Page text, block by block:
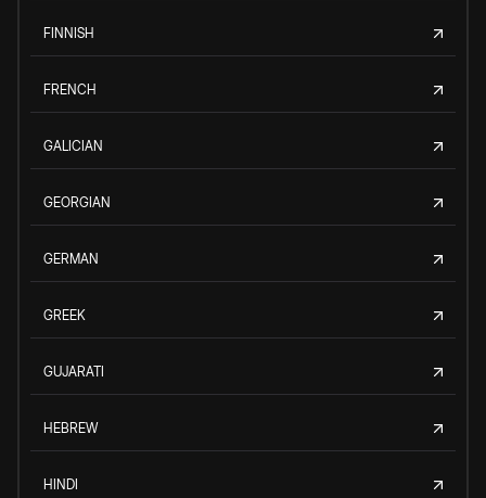
FINNISH
FRENCH
GALICIAN
GEORGIAN
GERMAN
GREEK
GUJARATI
HEBREW
HINDI